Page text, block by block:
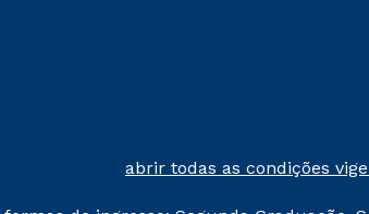
abrir todas as condições